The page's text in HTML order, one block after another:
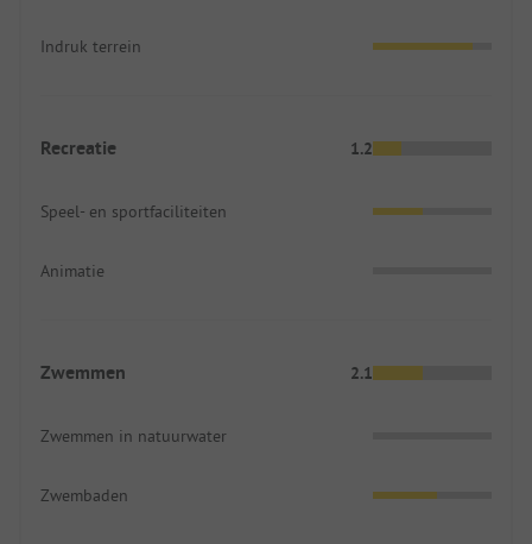
Indruk terrein
Recreatie 1.2
Speel- en sportfaciliteiten
Animatie
Zwemmen 2.1
Zwemmen in natuurwater
Zwembaden